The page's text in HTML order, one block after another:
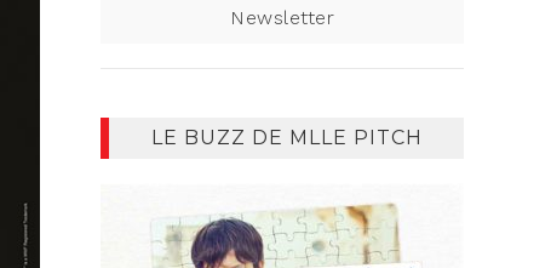
Newsletter
LE BUZZ DE MLLE PITCH